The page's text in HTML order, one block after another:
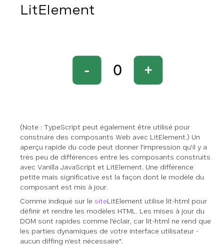
LitElement
(Note : TypeScript peut également être utilisé pour
construire des composants Web avec LitElement.) Un
aperçu rapide du code peut donner l'impression qu'il y a
très peu de différences entre les composants construits
avec Vanilla JavaScript et LitElement. Une différence
petite mais significative est la façon dont le modèle du
composant est mis à jour.
Comme indiqué sur le siteLitElement utilise lit-html pour
définir et rendre les modèles HTML. Les mises à jour du
DOM sont rapides comme l'éclair, car lit-html ne rend que
les parties dynamiques de votre interface utilisateur -
aucun diffing n'est nécessaire".